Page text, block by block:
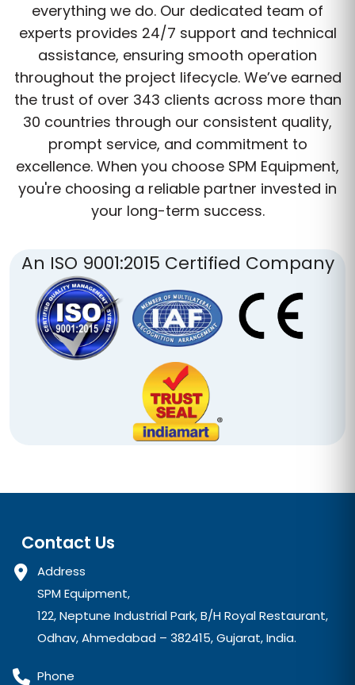
everything we do. Our dedicated team of
experts provides 24/7 support and technical
assistance, ensuring smooth operation
throughout the project lifecycle. We’ve earned
the trust of over 343 clients across more than
30 countries through our consistent quality,
prompt service, and commitment to
excellence. When you choose SPM Equipment,
you're choosing a reliable partner invested in
your long-term success.
An ISO 9001:2015 Certified Company
Contact Us
Address
SPM Equipment,
122, Neptune Industrial Park, B/H Royal Restaurant,
Odhav, Ahmedabad – 382415, Gujarat, India.
Phone